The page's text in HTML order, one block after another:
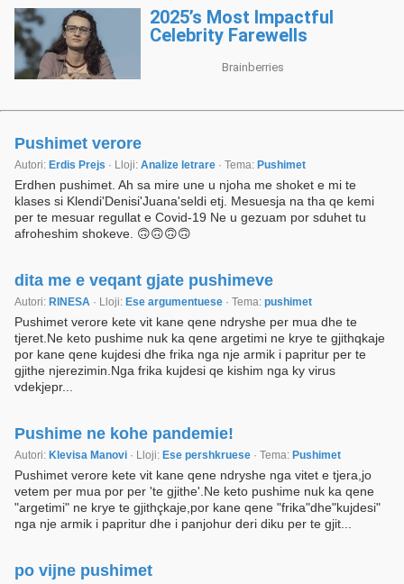
Pushimet verore
Autori: Erdis Prejs · Lloji: Analize letrare · Tema: Pushimet
Erdhen pushimet. Ah sa mire une u njoha me shoket e mi te
klases si Klendi'Denisi'Juana'seldi etj. Mesuesja na tha qe kemi
per te mesuar regullat e Covid-19 Ne u gezuam por sduhet tu
afroheshim shokeve. 🙃🙃🙃🙃
dita me e veqant gjate pushimeve
Autori: RINESA · Lloji: Ese argumentuese · Tema: pushimet
Pushimet verore kete vit kane qene ndryshe per mua dhe te
tjeret.Ne keto pushime nuk ka qene argetimi ne krye te gjithqkaje
por kane qene kujdesi dhe frika nga nje armik i papritur per te
gjithe njerezimin.Nga frika kujdesi qe kishim nga ky virus
vdekjepr...
Pushime ne kohe pandemie!
Autori: Klevisa Manovi · Lloji: Ese pershkruese · Tema: Pushimet
Pushimet verore kete vit kane qene ndryshe nga vitet e tjera,jo
vetem per mua por per 'te gjithe'.Ne keto pushime nuk ka qene
"argetimi" ne krye te gjithçkaje,por kane qene "frika"dhe"kujdesi"
nga nje armik i papritur dhe i panjohur deri diku per te gjit...
po vijne pushimet